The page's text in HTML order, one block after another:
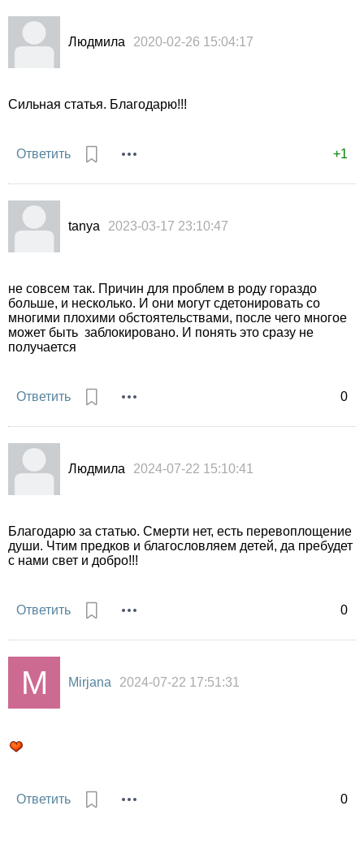
Людмила 2020-02-26 15:04:17
+1
Сильная статья. Благодарю!!!
Ответить
tanya 2023-03-17 23:10:47
0
не совсем так. Причин для проблем в роду гораздо
больше, и несколько. И они могут сдетонировать со
многими плохими обстоятельствами, после чего многое
может быть заблокировано. И понять это сразу не
получается
Ответить
Людмила 2024-07-22 15:10:41
0
Благодарю за статью. Смерти нет, есть перевоплощение
души. Чтим предков и благословляем детей, да пребудет
с нами свет и добро!!!
Ответить
Mirjana 2024-07-22 17:51:31
0
Ответить